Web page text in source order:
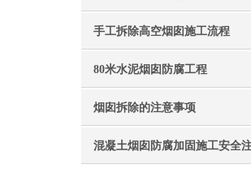
手工拆除高空烟囱施工流程
80米水泥烟囱防腐工程
烟囱拆除的注意事项